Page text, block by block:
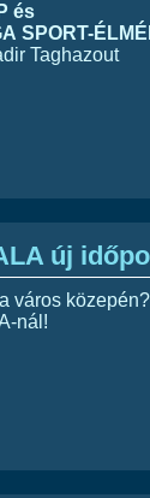
és
SPORT-
Taghazout
új
város
nál!